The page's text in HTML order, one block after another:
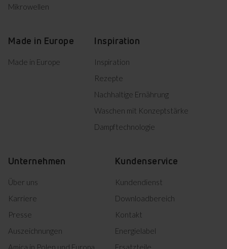
Mikrowellen
Made in Europe
Made in Europe
Inspiration
Inspiration
Rezepte
Nachhaltige Ernährung
Waschen mit Konzeptstärke
Dampftechnologie
Unternehmen
Über uns
Karriere
Presse
Auszeichnungen
Amica in Polen und Europa
Kundenservice
Kundendienst
Downloadbereich
Kontakt
Energielabel
Ersatzteile